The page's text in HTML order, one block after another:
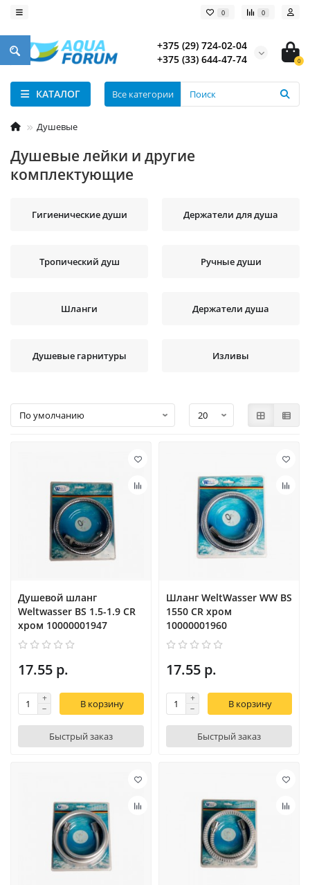
0 0
+375 (29) 724-02-04
+375 (33) 644-47-74
0
КАТАЛОГ Все категории
Душевые
Душевые лейки и другие
комплектующие
Гигиенические души Держатели для душа
Тропический душ Ручные души
Шланги Держатели душа
Душевые гарнитуры Изливы
Душевой шланг
Weltwasser BS 1.5-1.9 CR
хром 10000001947
17.55 р.
В корзину
Быстрый заказ
Шланг WeltWasser WW BS
1550 CR хром
10000001960
17.55 р.
В корзину
Быстрый заказ